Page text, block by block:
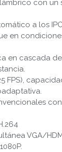
con un
a los
en
en cascada
FPS),
VGA/